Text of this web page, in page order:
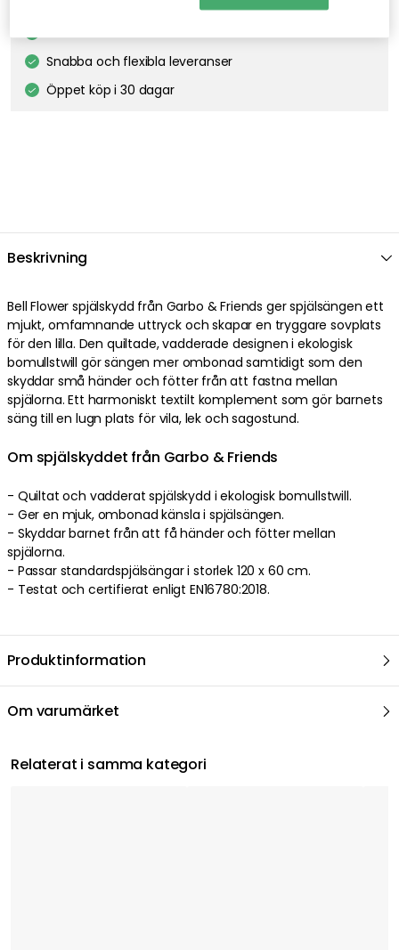
Snabba och flexibla leveranser
Öppet köp i 30 dagar
Beskrivning
Bell Flower spjälskydd från Garbo & Friends ger spjälsängen ett
mjukt, omfamnande uttryck och skapar en tryggare sovplats
för den lilla. Den quiltade, vadderade designen i ekologisk
bomullstwill gör sängen mer ombonad samtidigt som den
skyddar små händer och fötter från att fastna mellan
spjälorna. Ett harmoniskt textilt komplement som gör barnets
säng till en lugn plats för vila, lek och sagostund.
Om spjälskyddet från Garbo & Friends
- Quiltat och vadderat spjälskydd i ekologisk bomullstwill.
- Ger en mjuk, ombonad känsla i spjälsängen.
- Skyddar barnet från att få händer och fötter mellan
spjälorna.
- Passar standardspjälsängar i storlek 120 x 60 cm.
- Testat och certifierat enligt EN16780:2018.
Produktinformation
Om varumärket
Relaterat i samma kategori